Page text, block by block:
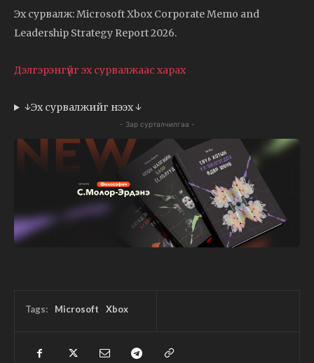
Эх сурвалж: Microsoft Xbox Corporate Memo and
Leadership Strategy Report 2026.
Дэлгэрэнгүйг эх сурвалжаас харах
↓Эх сурвалжийг нээх ↓
- Зар сурталчилгаа -
Tags: Microsoft Xbox